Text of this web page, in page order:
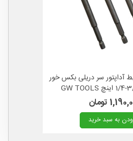
آداپتور سر دریلی بکس خور
تومان
به سبد خرید